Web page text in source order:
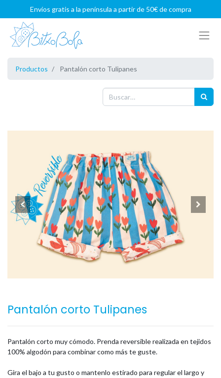
Envíos gratis a la península a partir de 50€ de compra
Productos Pantalón corto Tulipanes
Pantalón corto Tulipanes
Pantalón corto muy cómodo. Prenda reversible realizada en tejidos
100% algodón para combinar como más te guste.
Gira el bajo a tu gusto o mantenlo estirado para regular el largo y